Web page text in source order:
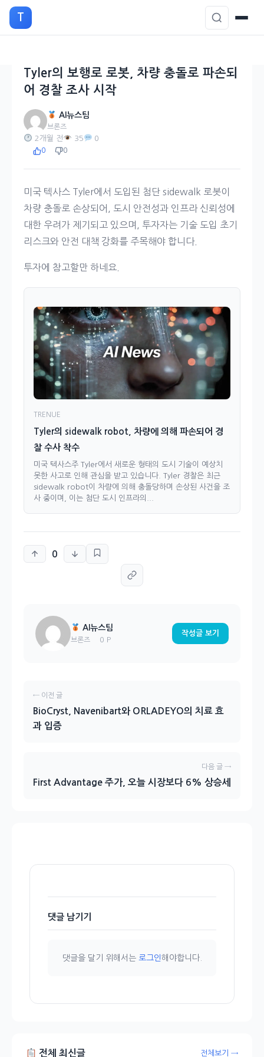
으
T
Tyler의 보행로 로봇, 차량 충돌로 파손되
어 경찰 조사 시작
AI뉴스팀
브론즈
2개월 전 35 0
0 0
미국 텍사스 Tyler에서 도입된 첨단 sidewalk 로봇이
차량 충돌로 손상되어, 도시 안전성과 인프라 신뢰성에
대한 우려가 제기되고 있으며, 투자자는 기술 도입 초기
리스크와 안전 대책 강화를 주목해야 합니다.
투자에 참고할만 하네요.
TRENUE
Tyler의 sidewalk robot, 차량에 의해 파손되어 경
찰 수사 착수
미국 텍사스주 Tyler에서 새로운 형태의 도시 기술이 예상치
못한 사고로 인해 관심을 받고 있습니다. Tyler 경찰은 최근
sidewalk robot이 차량에 의해 충돌당하며 손상된 사건을 조
사 중이며, 이는 첨단 도시 인프라의...
0
AI뉴스팀
브론즈 0 P
작성글 보기
← 이전 글
BioCryst, Navenibart와 ORLADEYO의 치료 효
과 입증
다음 글 →
First Advantage 주가, 오늘 시장보다 6% 상승세
댓글 남기기
댓글을 달기 위해서는 로그인해야합니다.
전체 최신글 전체보기 →